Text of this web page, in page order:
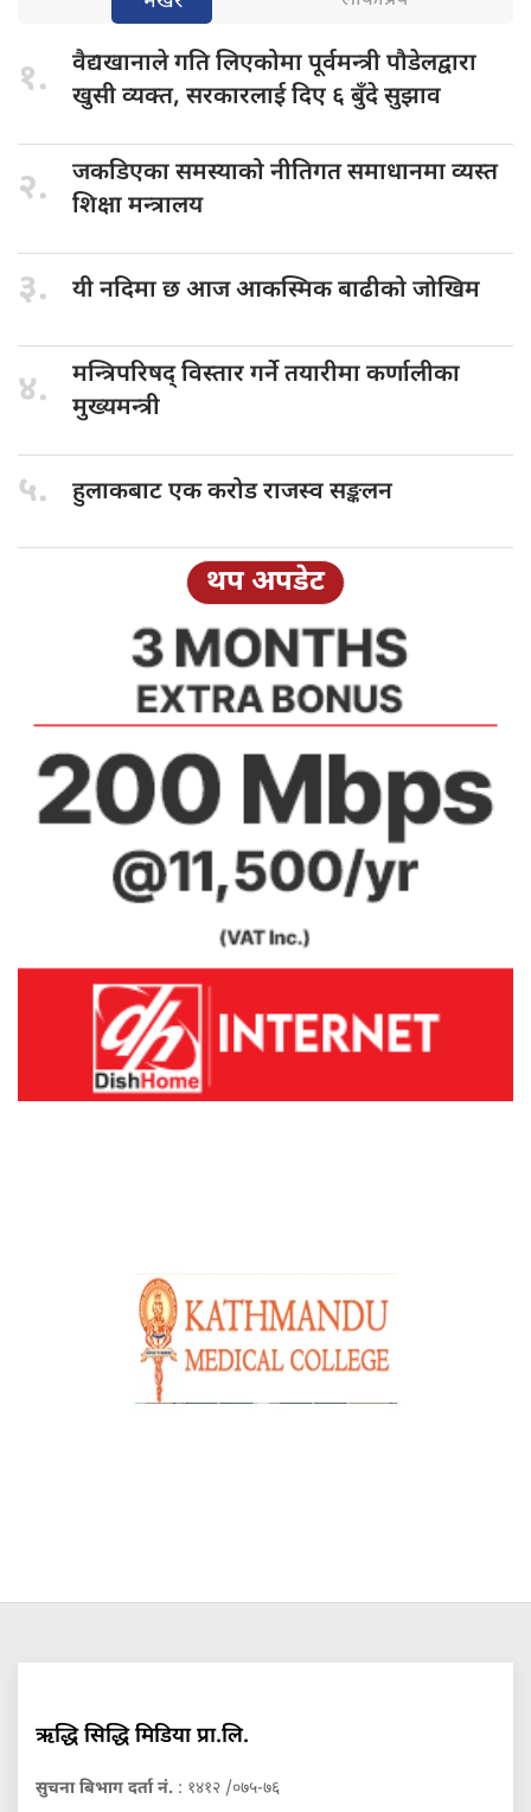
१. वैद्यखानाले गतिलिएकोमा पूर्वमन्त्री पौडेलद्वारा
खुसी व्यक्त, सरकारलाई दिए ६ बुँदे सुझाव
२. जकडिएका समस्याकोनीतिगत समाधानमा व्यस्त
शिक्षा मन्त्रालय
३. यी नदिमाछ आज आकस्मिक बाढीको जोखिम
४. मन्त्रिपरिषद् विस्तारगर्ने तयारीमा कर्णालीका
मुख्यमन्त्री
५. हुलाकबाट एककरोड राजस्व सङ्कलन
थप अपडेट
ऋद्धि सिद्धि मिडिया प्रा.लि.
सुचना बिभाग दर्ता नं. : १४१२ /०७५-७६